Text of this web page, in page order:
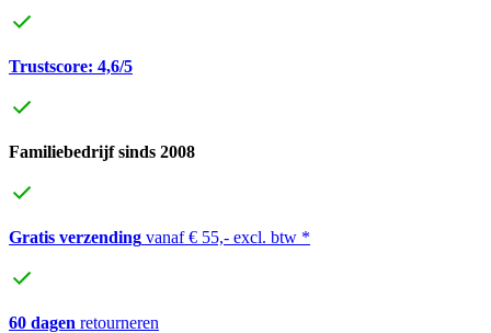
Trustscore: 4,6/5
Familiebedrijf sinds 2008
Gratis verzending vanaf € 55,- excl. btw *
60 dagen retourneren